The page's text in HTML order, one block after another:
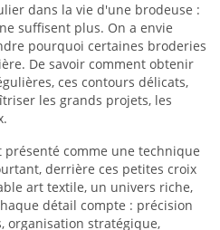
dans la vie d'une brodeuse :
suffisent plus. On a envie
pourquoi certaines broderies
De savoir comment obtenir
ces contours délicats,
les grands projets, les
présenté comme une technique
derrière ces petites croix
art textile, un univers riche,
détail compte : précision
organisation stratégique,